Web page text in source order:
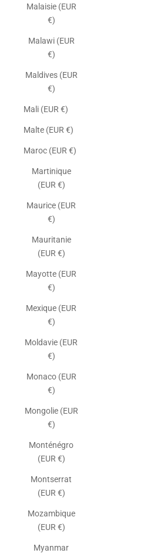
Malaisie (EUR
€)
Malawi (EUR
€)
Maldives (EUR
€)
Mali (EUR €)
Malte (EUR €)
Maroc (EUR €)
Martinique
(EUR €)
Maurice (EUR
€)
Mauritanie
(EUR €)
Mayotte (EUR
€)
Mexique (EUR
€)
Moldavie (EUR
€)
Monaco (EUR
€)
Mongolie (EUR
€)
Monténégro
(EUR €)
Montserrat
(EUR €)
Mozambique
(EUR €)
Myanmar